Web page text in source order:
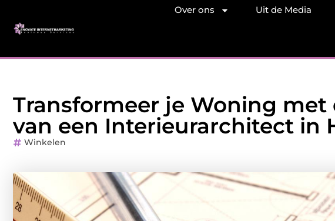
Over ons Uit de Media
Transformeer je Woning met
van een Interieurarchitect in
Winkelen